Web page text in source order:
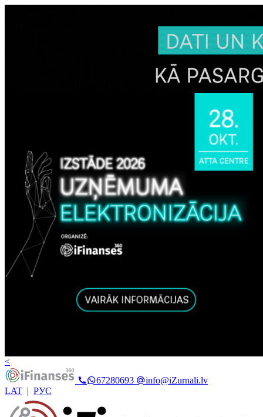
<
67280693
info@iZurnali.lv
LAT | РУС